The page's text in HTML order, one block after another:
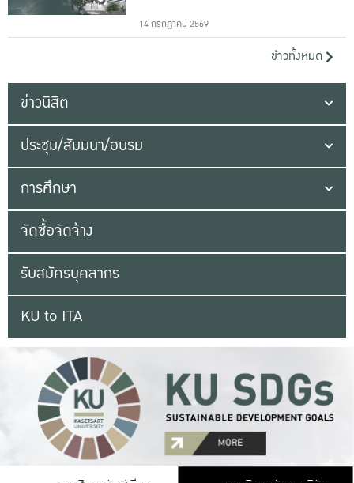
14 กรกฎาคม 2569
ข่าวทั้งหมด
ข่าวนิสิต
ประชุม/สัมมนา/อบรม
การศึกษา
จัดซื้อจัดจ้าง
รับสมัครบุคลากร
KU to ITA